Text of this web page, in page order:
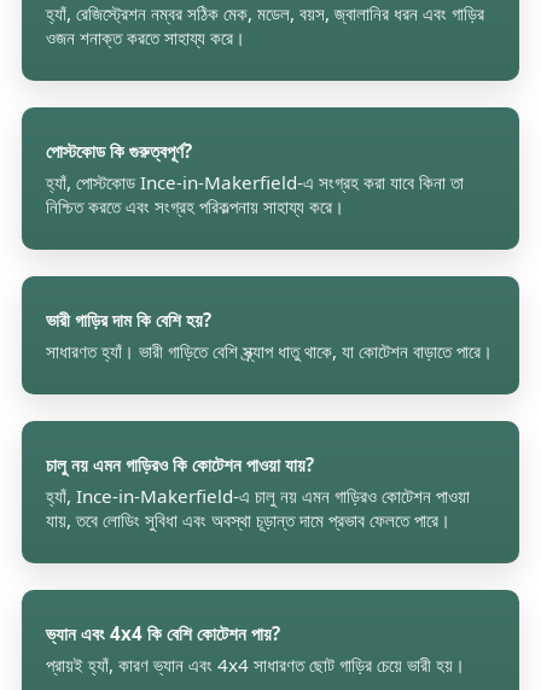
হ্যাঁ, রেজিস্ট্রেশন নম্বর সঠিক মেক, মডেল, বয়স, জ্বালানির ধরন এবং গাড়ির
ওজন শনাক্ত করতে সাহায্য করে।
পোস্টকোড কি গুরুত্বপূর্ণ?
হ্যাঁ, পোস্টকোড Ince-in-Makerfield-এ সংগ্রহ করা যাবে কিনা তা
নিশ্চিত করতে এবং সংগ্রহ পরিকল্পনায় সাহায্য করে।
ভারী গাড়ির দাম কি বেশি হয়?
সাধারণত হ্যাঁ। ভারী গাড়িতে বেশি স্ক্র্যাপ ধাতু থাকে, যা কোটেশন বাড়াতে পারে।
চালু নয় এমন গাড়িরও কি কোটেশন পাওয়া যায়?
হ্যাঁ, Ince-in-Makerfield-এ চালু নয় এমন গাড়িরও কোটেশন পাওয়া
যায়, তবে লোডিং সুবিধা এবং অবস্থা চূড়ান্ত দামে প্রভাব ফেলতে পারে।
ভ্যান এবং 4x4 কি বেশি কোটেশন পায়?
প্রায়ই হ্যাঁ, কারণ ভ্যান এবং 4x4 সাধারণত ছোট গাড়ির চেয়ে ভারী হয়।